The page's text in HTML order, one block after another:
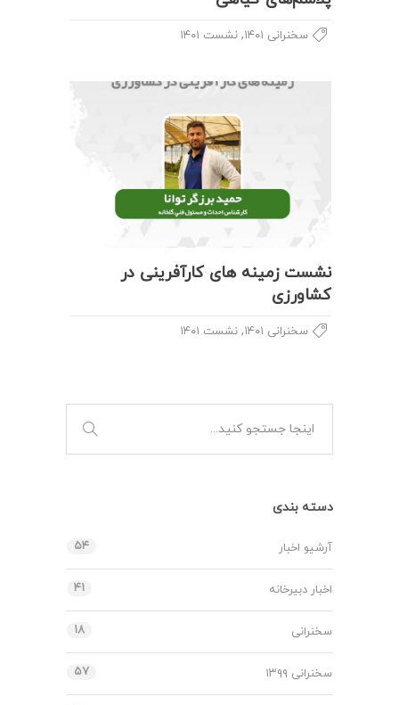
سخنرانی ۱۴۰۱ , نشست ۱۴۰۱
نشست زمینه های کارآفرینی در
کشاورزی
سخنرانی ۱۴۰۱ , نشست ۱۴۰۱
دسته بندی
آرشیو اخبار ۵۴
اخبار دبیرخانه ۴۱
سخنرانی ۱۸
سخنرانی ۱۳۹۹ ۵۷